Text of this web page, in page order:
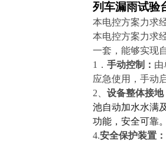
列车漏雨试验
本电控方案力求
本电控方案力求
一套，能够实现
1． 手动控制： 由
应急使用，手动
2、 设备整体接地
池自动加水水满
功能，安全可靠。
4.安全保护装置：